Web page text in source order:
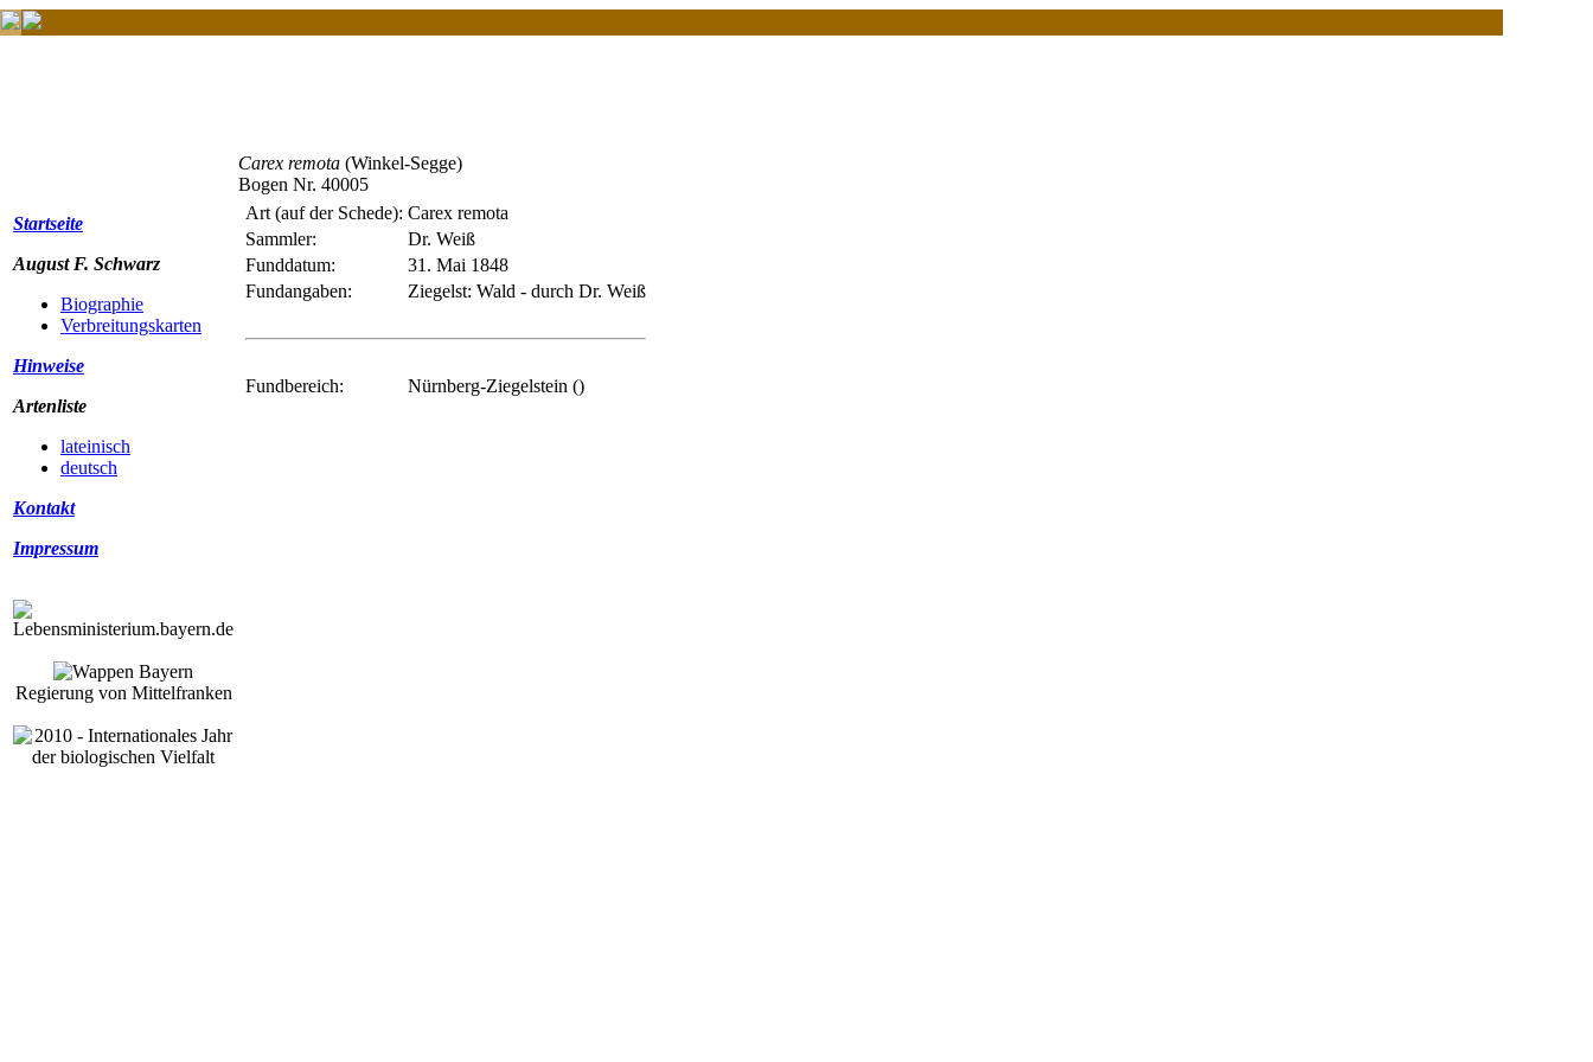
Startseite
August F. Schwarz
Biographie
Verbreitungskarten
Hinweise
Artenliste
lateinisch
deutsch
Kontakt
Impressum
Regierung von Mittelfranken
Carex remota (Winkel-Segge)
Bogen Nr. 40005
Art (auf der Schede): Carex remota
Sammler:
Dr. Weiß
Funddatum:
31. Mai 1848
Fundangaben:
Ziegelst: Wald - durch Dr. Weiß
Fundbereich: Nürnberg-Ziegelstein ()